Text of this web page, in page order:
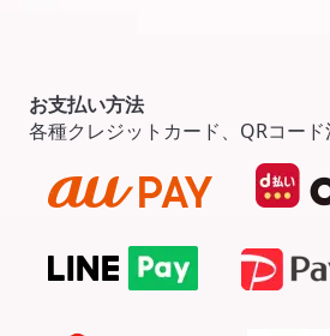
お支払い方法
各種クレジットカード、QRコード